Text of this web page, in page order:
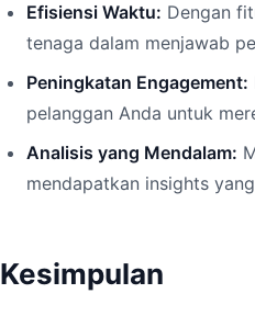
Efisiensi Waktu: Dengan
tenaga dalam menjawab
Peningkatan Engagement:
pelanggan Anda untuk
Analisis yang Mendalam:
mendapatkan insights
Kesimpulan